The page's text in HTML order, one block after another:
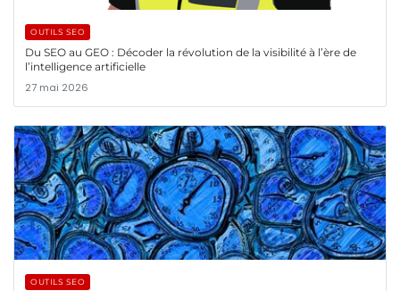
OUTILS SEO
Du SEO au GEO : Décoder la révolution de la visibilité à l’ère de
l’intelligence artificielle
27 mai 2026
OUTILS SEO